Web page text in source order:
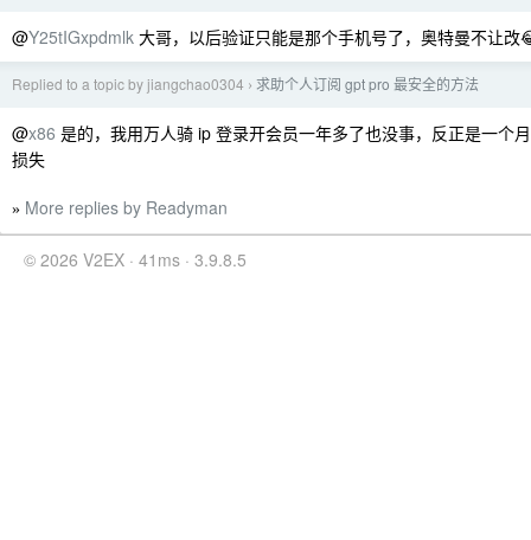
@Y25tIGxpdmlk 大哥，以后验证只能是那个手机号了，奥特曼不让改
Replied to a topic by jiangchao0304 › 求助个人订阅 gpt pro 最安全的方法
@x86 是的，我用万人骑 ip 登录开会员一年多了也没事，反正是一个
损失
» More replies by Readyman
© 2026 V2EX · 41ms · 3.9.8.5